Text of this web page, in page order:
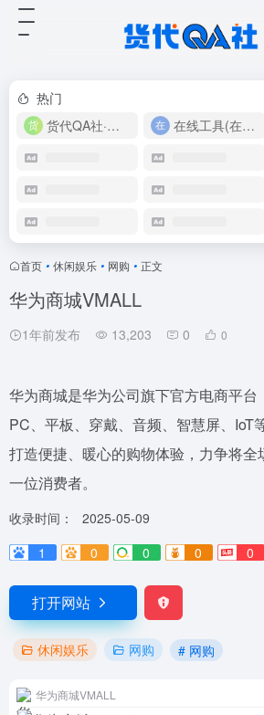
热门
货代QA社·让货代之路更简单！
在线工具(在线实用工具200+)
首页 • 休闲娱乐 • 网购 • 正文
华为商城VMALL
1年前发布 13,203 0 0
华为商城是华为公司旗下官方电商平台
PC、平板、穿戴、音频、智慧屏、IoT
打造便捷、暖心的购物体验，力争将
一位消费者。
收录时间：
2025-05-09
1
0 0 0 0
打开网站
休闲娱乐 网购 # 网购
华为商城VMALL